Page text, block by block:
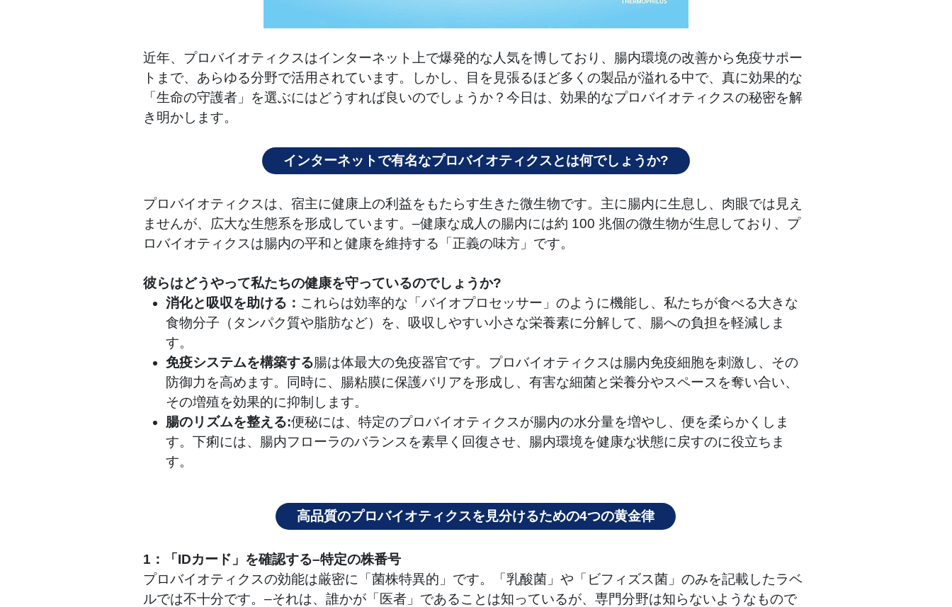
近年、プロバイオティクスはインターネット上で爆発的な人気を博しており、腸内環境の改善から免疫サポー
トまで、あらゆる分野で活用されています。しかし、目を見張るほど多くの製品が溢れる中で、真に効果的な
「生命の守護者」を選ぶにはどうすれば良いのでしょうか？今日は、効果的なプロバイオティクスの秘密を解
き明かします。
インターネットで有名なプロバイオティクスとは何でしょうか?
プロバイオティクスは、宿主に健康上の利益をもたらす生きた微生物です。主に腸内に生息し、肉眼では見え
ませんが、広大な生態系を形成しています。–健康な成人の腸内には約 100 兆個の微生物が生息しており、プ
ロバイオティクスは腸内の平和と健康を維持する「正義の味方」です。
彼らはどうやって私たちの健康を守っているのでしょうか?
消化と吸収を助ける： これらは効率的な「バイオプロセッサー」のように機能し、私たちが食べる大きな
食物分子（タンパク質や脂肪など）を、吸収しやすい小さな栄養素に分解して、腸への負担を軽減しま
す。
免疫システムを構築する腸は体最大の免疫器官です。プロバイオティクスは腸内免疫細胞を刺激し、その
防御力を高めます。同時に、腸粘膜に保護バリアを形成し、有害な細菌と栄養分やスペースを奪い合い、
その増殖を効果的に抑制します。
腸のリズムを整える:便秘には、特定のプロバイオティクスが腸内の水分量を増やし、便を柔らかくしま
す。下痢には、腸内フローラのバランスを素早く回復させ、腸内環境を健康な状態に戻すのに役立ちま
す。
高品質のプロバイオティクスを見分けるための4つの黄金律
1：「IDカード」を確認する–特定の株番号
プロバイオティクスの効能は厳密に「菌株特異的」です。「乳酸菌」や「ビフィズス菌」のみを記載したラベ
ルでは不十分です。–それは、誰かが「医者」であることは知っているが、専門分野は知らないようなもので